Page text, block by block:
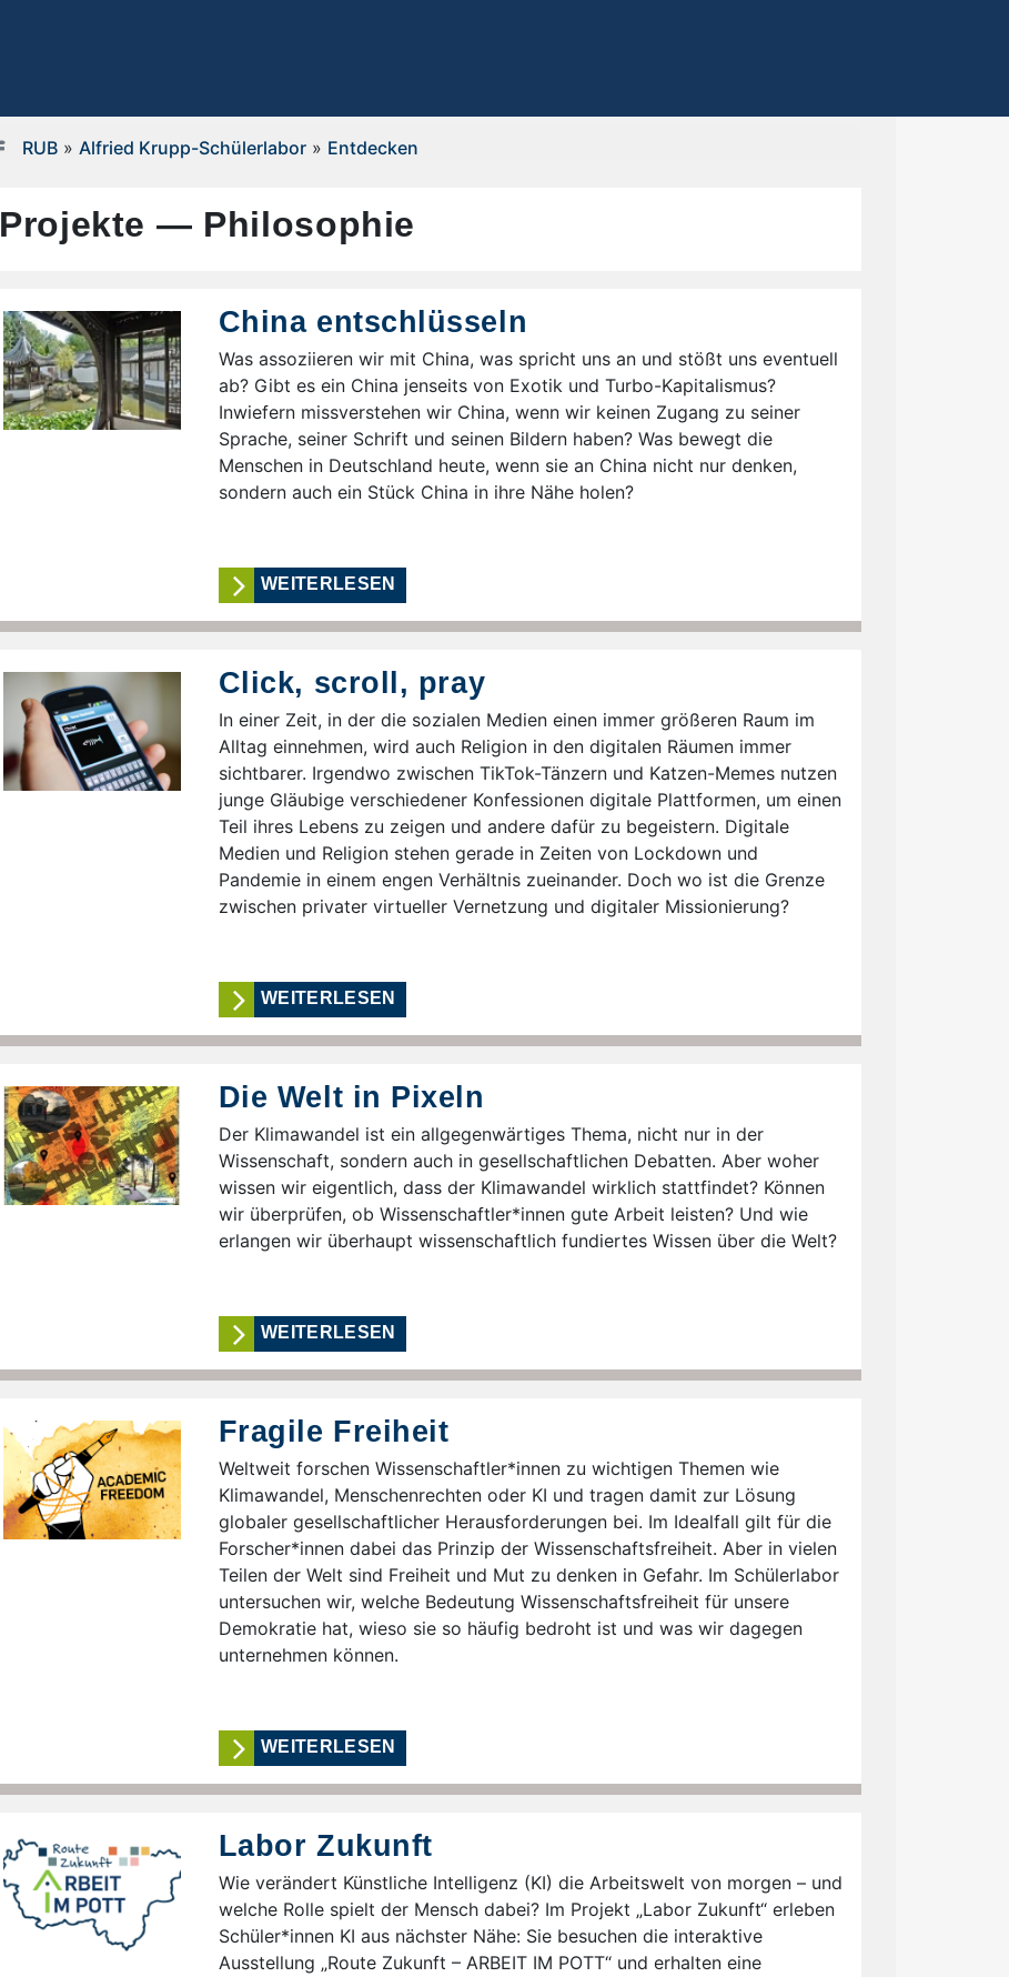
RUB» Alfried Krupp-Schülerlabor» Entdecken
Projekte — Philosophie
China entschlüsseln
Was assoziieren wir mit China, was spricht uns an und stößt uns eventuell
ab? Gibt es ein China jenseits von Exotik und Turbo-Kapitalismus?
Inwiefern missverstehen wir China, wenn wir keinen Zugang zu seiner
Sprache, seiner Schrift und seinen Bildern haben? Was bewegt die
Menschen in Deutschland heute, wenn sie an China nicht nur denken,
sondern auch ein Stück China in ihre Nähe holen?
WEITERLESEN
Click, scroll, pray
In einer Zeit, in der die sozialen Medien einen immer größeren Raum im
Alltag einnehmen, wird auch Religion in den digitalen Räumen immer
sichtbarer. Irgendwo zwischen TikTok-Tänzern und Katzen-Memes nutzen
junge Gläubige verschiedener Konfessionen digitale Plattformen, um einen
Teil ihres Lebens zu zeigen und andere dafür zu begeistern. Digitale
Medien und Religion stehen gerade in Zeiten von Lockdown und
Pandemie in einem engen Verhältnis zueinander. Doch wo ist die Grenze
zwischen privater virtueller Vernetzung und digitaler Missionierung?
WEITERLESEN
Die Welt in Pixeln
Der Klimawandel ist ein allgegenwärtiges Thema, nicht nur in der
Wissenschaft, sondern auch in gesellschaftlichen Debatten. Aber woher
wissen wir eigentlich, dass der Klimawandel wirklich stattfindet? Können
wir überprüfen, ob Wissenschaftler*innen gute Arbeit leisten? Und wie
erlangen wir überhaupt wissenschaftlich fundiertes Wissen über die Welt?
WEITERLESEN
Fragile Freiheit
Weltweit forschen Wissenschaftler*innen zu wichtigen Themen wie
Klimawandel, Menschenrechten oder KI und tragen damit zur Lösung
globaler gesellschaftlicher Herausforderungen bei. Im Idealfall gilt für die
Forscher*innen dabei das Prinzip der Wissenschaftsfreiheit. Aber in vielen
Teilen der Welt sind Freiheit und Mut zu denken in Gefahr. Im Schülerlabor
untersuchen wir, welche Bedeutung Wissenschaftsfreiheit für unsere
Demokratie hat, wieso sie so häufig bedroht ist und was wir dagegen
unternehmen können.
WEITERLESEN
Labor Zukunft
Wie verändert Künstliche Intelligenz (KI) die Arbeitswelt von morgen – und
welche Rolle spielt der Mensch dabei? Im Projekt „Labor Zukunft“ erleben
Schüler*innen KI aus nächster Nähe: Sie besuchen die interaktive
Ausstellung „Route Zukunft – ARBEIT IM POTT“ und erhalten eine